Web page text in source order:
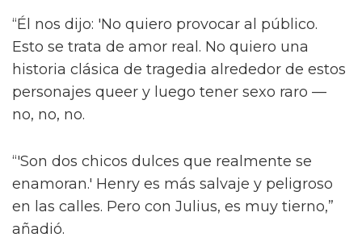
“Él nos dijo: 'No quiero provocar al público.
Esto se trata de amor real. No quiero una
historia clásica de tragedia alrededor de estos
personajes queer y luego tener sexo raro —
no, no, no.
“'Son dos chicos dulces que realmente se
enamoran.' Henry es más salvaje y peligroso
en las calles. Pero con Julius, es muy tierno,”
añadió.